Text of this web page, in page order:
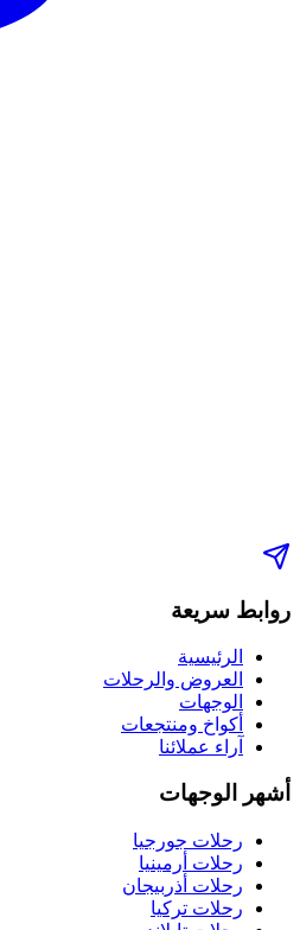
روابط سريعة
الرئيسية
العروض والرحلات
الوجهات
أكواخ ومنتجعات
آراء عملائنا
أشهر الوجهات
رحلات جورجيا
رحلات أرمينيا
رحلات أذربيجان
رحلات تركيا